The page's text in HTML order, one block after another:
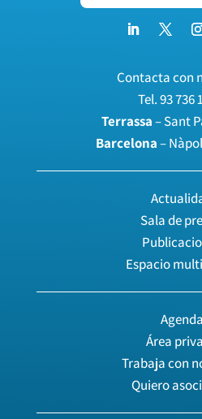
Contacta con
Tel.93 736
Terrassa– Sant
Barcelona–
Sala de
Espacio
Agenda
Área
Trabaja con
Quiero